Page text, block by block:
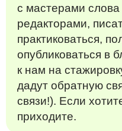
с мастерами
редакторами,
практиковаться,
опубликоваться в
к нам на
дадут обратную
связи!). Если
приходите.